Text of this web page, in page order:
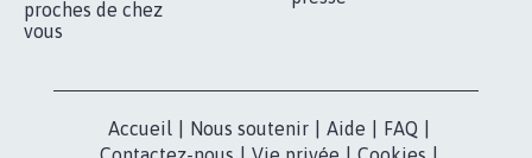
proches de chez
vous
Accueil Nous soutenir Aide FAQ